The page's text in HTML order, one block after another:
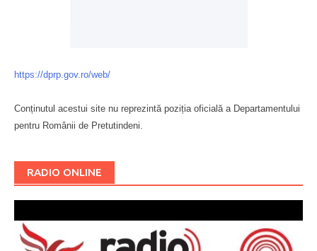
https://dprp.gov.ro/web/
Conținutul acestui site nu reprezintă poziția oficială a Departamentului
pentru Românii de Pretutindeni.
RADIO ONLINE